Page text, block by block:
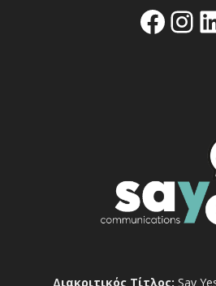
Διακριτικός Τίτλος: Say